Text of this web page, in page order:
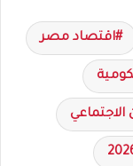
اقتصاد مصر
الاجتماعي